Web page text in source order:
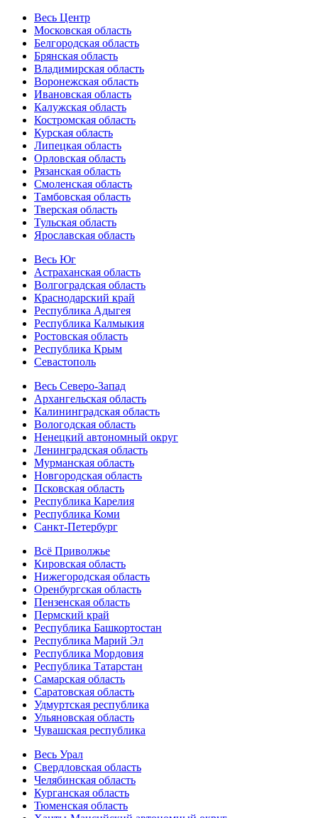
Весь Центр
Московская область
Белгородская область
Брянская область
Владимирская область
Воронежская область
Ивановская область
Калужская область
Костромская область
Курская область
Липецкая область
Орловская область
Рязанская область
Смоленская область
Тамбовская область
Тверская область
Тульская область
Ярославская область
Весь Юг
Астраханская область
Волгоградская область
Краснодарский край
Республика Адыгея
Республика Калмыкия
Ростовская область
Республика Крым
Севастополь
Весь Северо-Запад
Архангельская область
Калининградская область
Вологодская область
Ненецкий автономный округ
Ленинградская область
Мурманская область
Новгородская область
Псковская область
Республика Карелия
Республика Коми
Санкт-Петербург
Всё Приволжье
Кировская область
Нижегородская область
Оренбургская область
Пензенская область
Пермский край
Республика Башкортостан
Республика Марий Эл
Республика Мордовия
Республика Татарстан
Самарская область
Саратовская область
Удмуртская республика
Ульяновская область
Чувашская республика
Весь Урал
Свердловская область
Челябинская область
Курганская область
Тюменская область